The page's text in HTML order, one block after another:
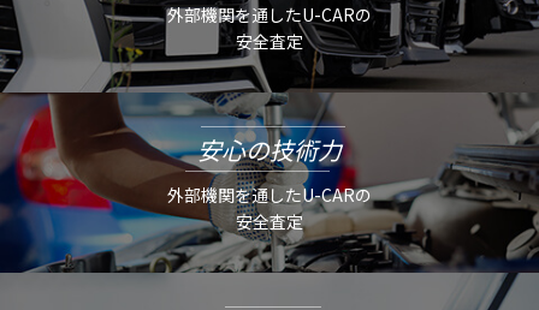
外部機関を通したU-CARの
安全査定
安心の技術力
外部機関を通したU-CARの
安全査定